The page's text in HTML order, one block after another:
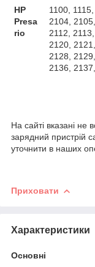
HP
Presa
rio
1100,
2104,
2112,
2120,
2128,
2136,
На сайті вказані не
зарядний пристрій
уточнити в наших
Приховати
Характеристики
Основні